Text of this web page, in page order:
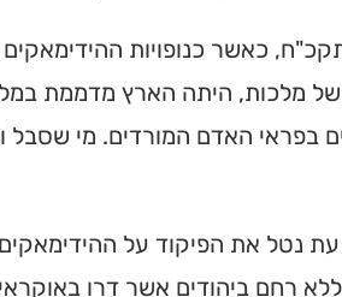
כאשר כנופויות
מלכות, היתה הארץ מדממת
בפראי האדם המורדים. מי שסבל
נטל את הפיקוד על ההידימאקים
רחם ביהודים אשר דרו